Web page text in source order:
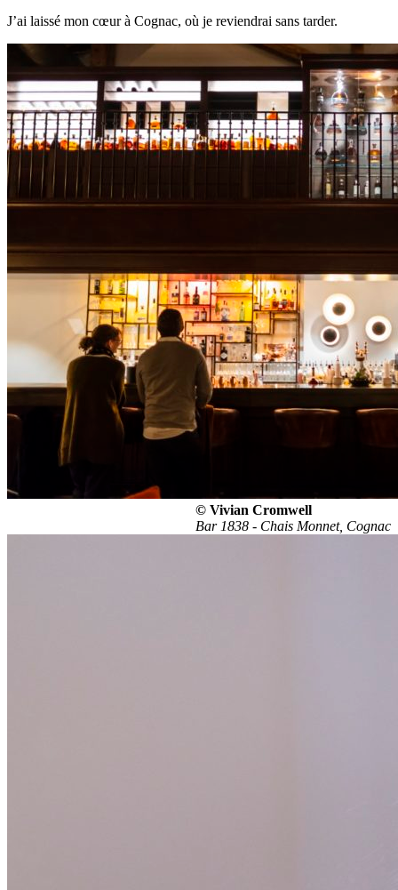
J’ai laissé mon cœur à Cognac, où je reviendrai sans tarder.
© Vivian Cromwell
Bar 1838 - Chais Monnet, Cognac